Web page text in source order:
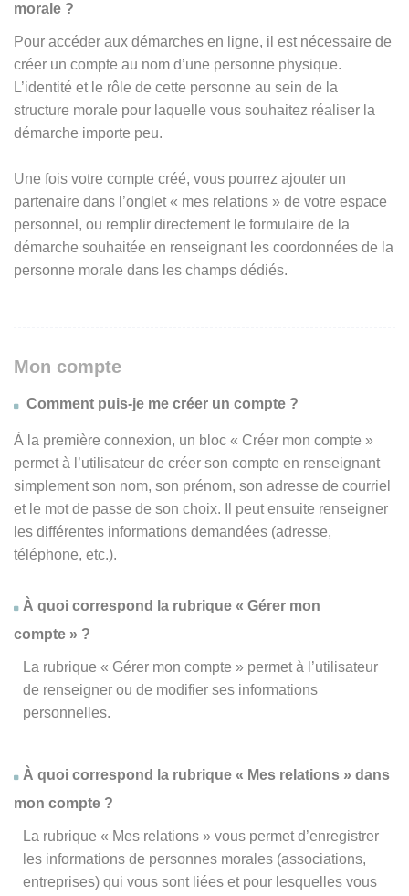
morale ?
Pour accéder aux démarches en ligne, il est nécessaire de
créer un compte au nom d’une personne physique.
L’identité et le rôle de cette personne au sein de la
structure morale pour laquelle vous souhaitez réaliser la
démarche importe peu.
Une fois votre compte créé, vous pourrez ajouter un
partenaire dans l’onglet « mes relations » de votre espace
personnel, ou remplir directement le formulaire de la
démarche souhaitée en renseignant les coordonnées de la
personne morale dans les champs dédiés.
Mon compte
Comment puis-je me créer un compte ?
À la première connexion, un bloc « Créer mon compte »
permet à l’utilisateur de créer son compte en renseignant
simplement son nom, son prénom, son adresse de courriel
et le mot de passe de son choix. Il peut ensuite renseigner
les différentes informations demandées (adresse,
téléphone, etc.).
À quoi correspond la rubrique « Gérer mon
compte » ?
La rubrique « Gérer mon compte » permet à l’utilisateur
de renseigner ou de modifier ses informations
personnelles.
À quoi correspond la rubrique « Mes relations » dans
mon compte ?
La rubrique « Mes relations » vous permet d’enregistrer
les informations de personnes morales (associations,
entreprises) qui vous sont liées et pour lesquelles vous